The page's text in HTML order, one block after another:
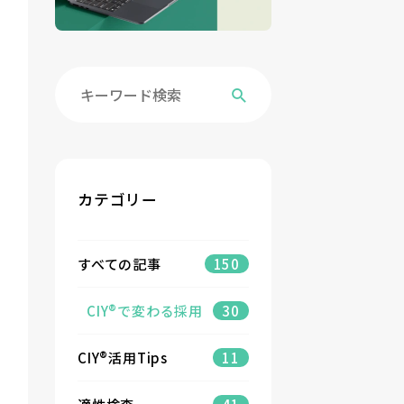
カテゴリー
すべての記事 150
CIY®で変わる採用 30
CIY®活用Tips 11